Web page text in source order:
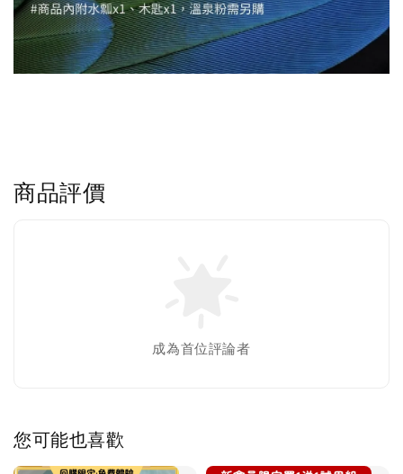
商品評價
成為首位評論者
您可能也喜歡